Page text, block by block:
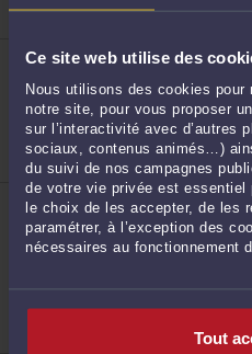
Ce site web utilise des
Nous utilisons des cookies pour
notre site, pour vous proposer
sur l’interactivité avec d’autres
sociaux, contenus animés…)
du suivi de nos campagnes
de votre vie privée est essentiel
le choix de les accepter, de les
paramétrer, à l’exception des
nécessaires au fonctionnement
Tout
149
Droit
ME MARIE
5, rue du Colibri
Accepte les
Droit du travail
Droit de la
ME PAUL HENRY
14, rue du Sec
Droit du
Droit de la